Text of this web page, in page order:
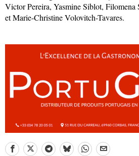
Victor Pereira, Yasmine Siblot,
et Marie-Christine Volovitch-Tavares.